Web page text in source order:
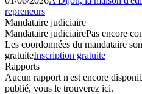
repreneurs
Mandataire judiciaire
Mandataire judiciairePas encore
Les coordonnées du mandataire
gratuiteInscription gratuite
Rapports
Aucun rapport n'est encore
publié, vous le trouverez ici.